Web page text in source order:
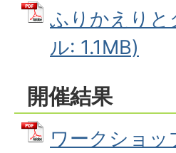
ふりかえりと
ル: 1.1MB)
開催結果
ワークショ